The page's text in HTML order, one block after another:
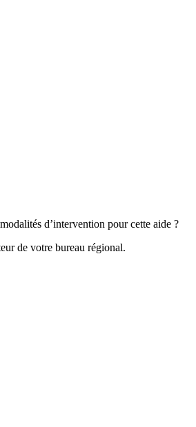
d’intervention pour cette aide ?
de votre bureau régional.